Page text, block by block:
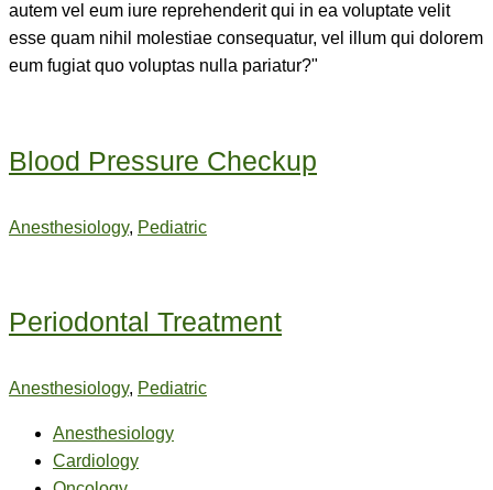
autem vel eum iure reprehenderit qui in ea voluptate velit
esse quam nihil molestiae consequatur, vel illum qui dolorem
eum fugiat quo voluptas nulla pariatur?"
Blood Pressure Checkup
Anesthesiology, Pediatric
Periodontal Treatment
Anesthesiology, Pediatric
Anesthesiology
Cardiology